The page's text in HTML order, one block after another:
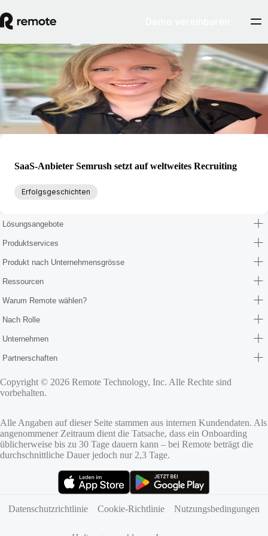
Blog
Marie Nayaka
Marie Nayaka ist Senior Customer Advocacy Manager bei Remote.
SaaS-Anbieter Semrush setzt auf weltweites Recruiting
Erfolgsgeschichten
Lösungsangebote
Produktservices
Produkt nach Unternehmensgrösse
Ressourcen
Warum Remote wählen?
Nach Rolle
Unternehmen
Partnerschaften
Copyright © 2026 Remote Technology, Inc. Alle Rechte sind
vorbehalten.
Alle Angaben auf dieser Seite stammen aus internen Kundendaten. Als
angenommener Zeitraum dient die Tatsache, dass ein Onboarding
üblicherweise bis zu 30 Tage dauern kann – bei Remote beträgt die
durchschnittliche Dauer jedoch nur 2,3 Tage.
Datenschutzrichtlinie
Cookie‑Richtlinie Nutzungsbedingungen